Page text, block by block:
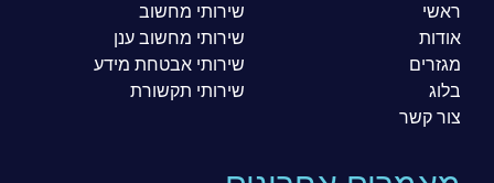
ראשי
אודות
מגזרים
בלוג
צור קשר
שירותי מחשוב
שירותי מחשוב ענן
שירותי אבטחת מידע
שירותי תקשורת